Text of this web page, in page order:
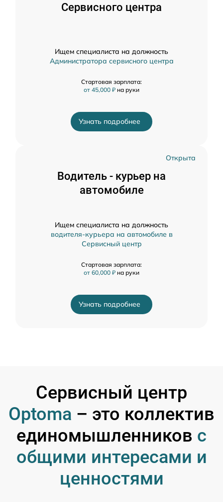
Сервисного центра
Ищем специалиста на должность
Администратора сервисного центра
Стартовая зарплата:
от 45,000 ₽ на руки
Узнать подробнее
Открыта
Водитель - курьер на
автомобиле
Ищем специалиста на должность
водителя-курьера на автомобиле в
Сервисный центр
Стартовая зарплата:
от 60,000 ₽ на руки
Узнать подробнее
Сервисный центр
Optoma – это коллектив
единомышленников с
общими интересами и
ценностями